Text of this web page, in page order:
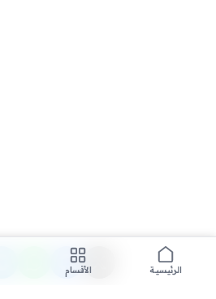
الرئيسية الأقسام